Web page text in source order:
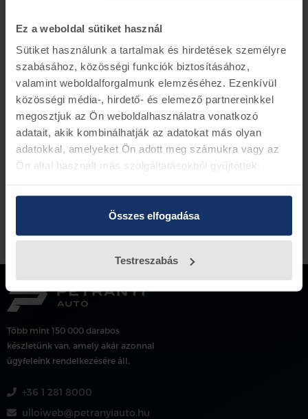
Ez a weboldal sütiket használ
Sütiket használunk a tartalmak és hirdetések személyre
szabásához, közösségi funkciók biztosításához,
valamint weboldalforgalmunk elemzéséhez. Ezenkívül
közösségi média-, hirdető- és elemező partnereinkkel
megosztjuk az Ön weboldalhasználatra vonatkozó
adatait, akik kombinálhatják az adatokat más olyan
adatokkal, amelyeket Ön adott meg számukra vagy az
Ön által használt más szolgáltatásokból gyűjtöttek.
Összes elfogadása
Testreszabás
Ford alkatrész szám 1M51-7K576-AB
Vissza az előző oldalra
Több mint 150 000 darabos
készletünk van, amely akár azonnal
ügyfeleink rendelkezésére áll.
+36 1 281 8000
ulloiweb@petranyiauto.hu